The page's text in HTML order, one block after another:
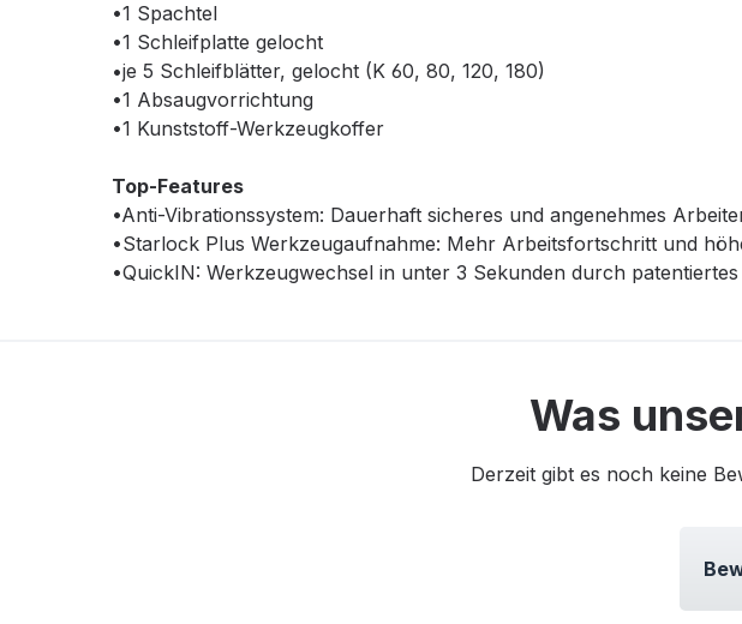
•1 Spachtel
•1 Schleifplatte gelocht
•je 5 Schleifblätter, gelocht (K 60, 80, 120, 180)
•1 Absaugvorrichtung
•1 Kunststoff-Werkzeugkoffer
Top-Features
•Anti-Vibrationssystem: Dauerhaft sicheres und angenehmes
•Starlock Plus Werkzeugaufnahme: Mehr Arbeitsfortschritt und
•QuickIN: Werkzeugwechsel in unter 3 Sekunden durch
Was
Derzeit gibt es noch keine